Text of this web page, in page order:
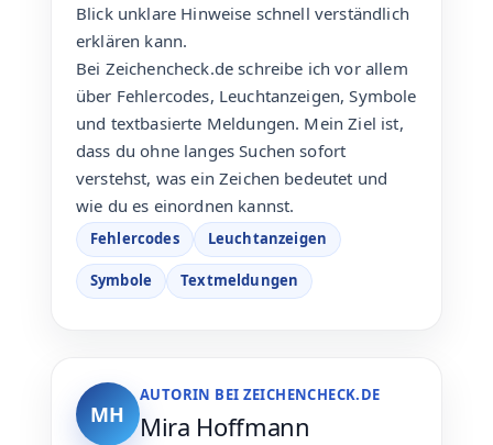
Blick unklare Hinweise schnell verständlich
erklären kann.
Bei Zeichencheck.de schreibe ich vor allem
über Fehlercodes, Leuchtanzeigen, Symbole
und textbasierte Meldungen. Mein Ziel ist,
dass du ohne langes Suchen sofort
verstehst, was ein Zeichen bedeutet und
wie du es einordnen kannst.
Fehlercodes Leuchtanzeigen
Symbole Textmeldungen
MH
AUTORIN BEI ZEICHENCHECK.DE
Mira Hoffmann